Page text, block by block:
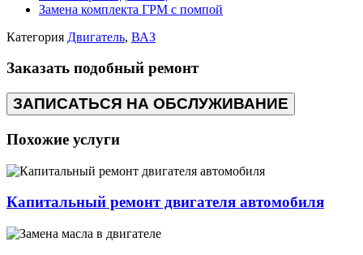
Замена комплекта ГРМ с помпой
Категория Двигатель, ВАЗ
Заказать подобный ремонт
ЗАПИСАТЬСЯ НА ОБСЛУЖИВАНИЕ
Похожие услуги
Капитальный ремонт двигателя автомобиля